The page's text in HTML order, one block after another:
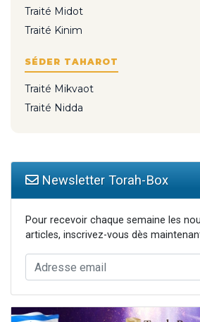
Traité Midot
Traité Kinim
SÉDER TAHAROT
Traité Mikvaot
Traité Nidda
Newsletter Torah-Box
Pour recevoir chaque semaine les
articles, inscrivez-vous dès